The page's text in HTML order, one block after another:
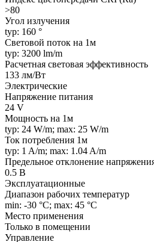
>80
Угол излучения
typ: 160 °
Световой поток на 1м
typ: 3200 lm/m
Расчетная световая эффективность
133 лм/Вт
Электрические
Напряжение питания
24 V
Мощность на 1м
typ: 24 W/m; max: 25 W/m
Ток потребления 1м
typ: 1 A/m; max: 1.04 A/m
Предельное отклонение
0.5 В
Эксплуатационные
Диапазон рабочих температур
min: -30 °C; max: 45 °C
Место применения
Только в помещении
Управление